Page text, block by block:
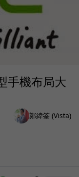
手機布局大
鄭緯筌 (Vista)